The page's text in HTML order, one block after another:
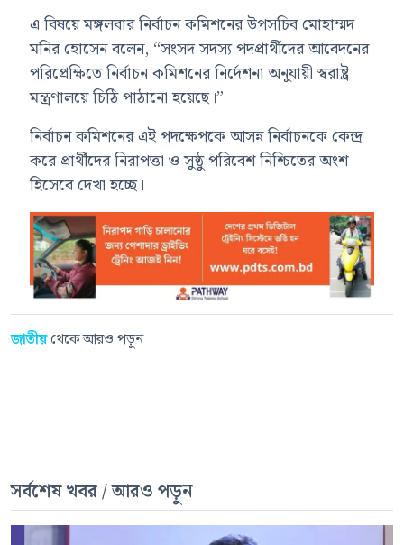
এ বিষয়ে মঙ্গলবার নির্বাচন কমিশনের উপসচিব মোহাম্মদ
মনির হোসেন বলেন, “সংসদ সদস্য পদপ্রার্থীদের আবেদনের
পরিপ্রেক্ষিতে নির্বাচন কমিশনের নির্দেশনা অনুযায়ী স্বরাষ্ট্র
মন্ত্রণালয়ে চিঠি পাঠানো হয়েছে।”
নির্বাচন কমিশনের এই পদক্ষেপকে আসন্ন নির্বাচনকে কেন্দ্র
করে প্রার্থীদের নিরাপত্তা ও সুষ্ঠু পরিবেশ নিশ্চিতের অংশ
হিসেবে দেখা হচ্ছে।
জাতীয়থেকে আরও পড়ুন
সর্বশেষ খবর / আরও পড়ুন